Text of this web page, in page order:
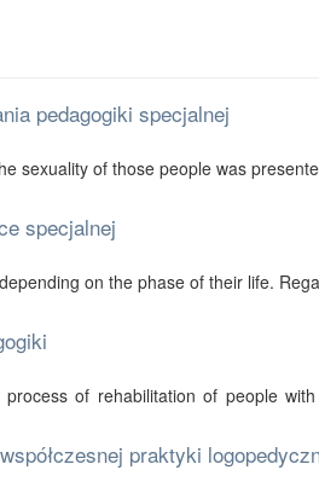
pedagogiki specjalnej
sexuality of those people was
specjalnej
on the phase of their life.
of rehabilitation of people
praktyki